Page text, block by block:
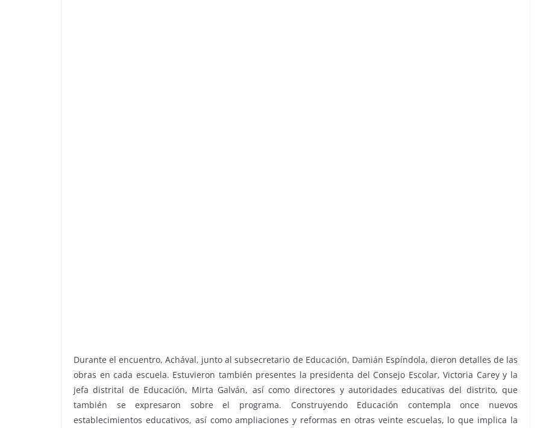
Durante el encuentro, Achával, junto al subsecretario de Educación, Damián Espíndola, dieron detalles de las
obras en cada escuela. Estuvieron también presentes la presidenta del Consejo Escolar, Victoria Carey y la
jefa distrital de Educación, Mirta Galván, así como directores y autoridades educativas del distrito, que
también se expresaron sobre el programa. Construyendo Educación contempla once nuevos
establecimientos educativos, así como ampliaciones y reformas en otras veinte escuelas, lo que implica la